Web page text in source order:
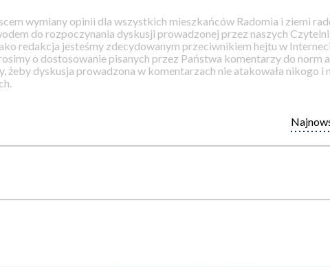
wymiany opinii dla wszystkich mieszkańców Radomia i ziemi
do rozpoczynania dyskusji prowadzonej przez naszych
redakcja jesteśmy zdecydowanym przeciwnikiem hejtu w
o dostosowanie pisanych przez Państwa komentarzy do norm
żeby dyskusja prowadzona w komentarzach nie atakowała nikogo i